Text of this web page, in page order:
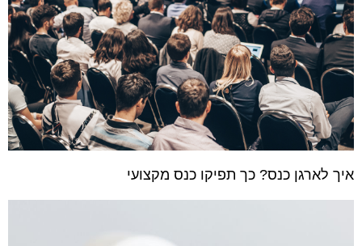
איך לארגן כנס? כך תפיקו כנס מקצועי